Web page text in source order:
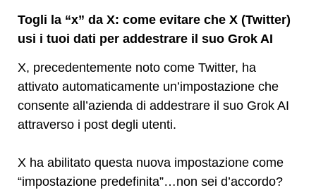
Togli la “x” da X: come evitare che X (Twitter)
usi i tuoi dati per addestrare il suo Grok AI
X, precedentemente noto come Twitter, ha
attivato automaticamente un’impostazione che
consente all’azienda di addestrare il suo Grok AI
attraverso i post degli utenti.
X ha abilitato questa nuova impostazione come
“impostazione predefinita”…non sei d’accordo?